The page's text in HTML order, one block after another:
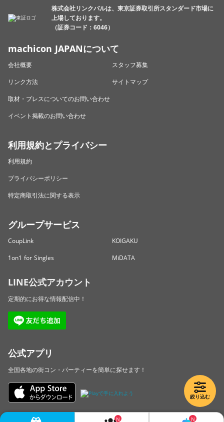
絞り込む
株式会社リンクバルは、東京証券取引所スタンダード市場に
上場しております。
（証券コード：6046）
machicon JAPANについて
会社概要
スタッフ募集
リンク方法
サイトマップ
取材・プレスについてのお問い合わせ
イベント掲載のお問い合わせ
利用規約とプライバシー
利用規約
プライバシーポリシー
特定商取引法に関する表示
グループサービス
CoupLink
KOIGAKU
1on1 for Singles
MiDATA
LINE公式アカウント
定期的にお得な情報配信中！
公式アプリ
全国各地の街コン・パーティーを簡単に探せます！